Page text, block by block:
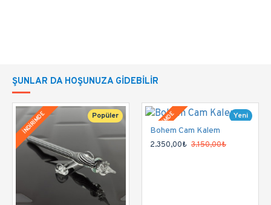
NASIL KULLANILIR?
Kalemlerimiz mürekkebe daldırılarak
kullanılır.Her daldırışta mürekkep kalem
ucundaki yivlere tutunur ve sadece siz yazarken
sürtünme gücüyle yivlerden süzülür, bu sayede
mürekkep damlamaz, sıçramaz;
uzun bir yazış sağlar.
ŞUNLAR DA HOŞUNUZA GIDEBILIR
Popüler
İNDİRİMDE
Yeni
İNDİRİMDE
Bohem Cam Kalem
2.350,00₺ 3.150,00₺